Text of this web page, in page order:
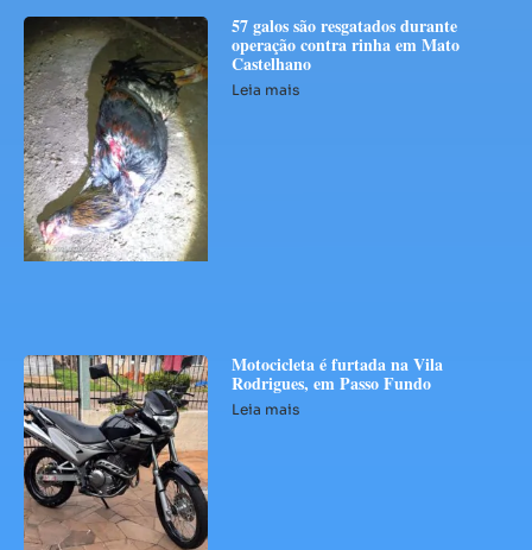
57 galos são resgatados durante
operação contra rinha em Mato
Castelhano
Leia mais
Motocicleta é furtada na Vila
Rodrigues, em Passo Fundo
Leia mais